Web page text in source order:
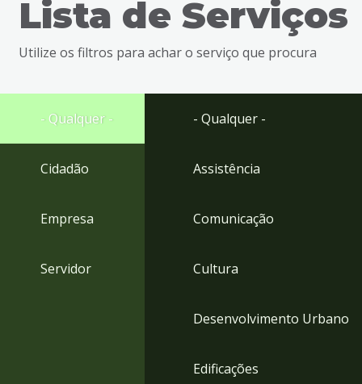
busca
Ir
rodapé
Lista de Serviços
Utilize os filtros para achar o serviço que procura
- Qualquer -
Cidadão
Empresa
Servidor
- Qualquer -
Assistência
Comunicação
Cultura
Desenvolvimento Urbano
Edificações